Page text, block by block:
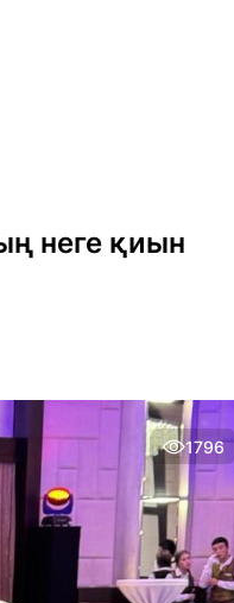
неге қиын
1796